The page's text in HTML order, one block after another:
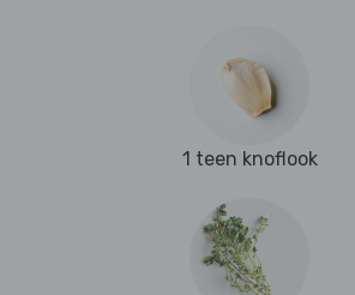
1 teen knoflook